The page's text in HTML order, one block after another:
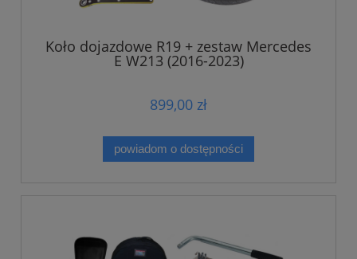
Koło dojazdowe R19 + zestaw Mercedes
E W213 (2016-2023)
899,00 zł
powiadom o dostępności